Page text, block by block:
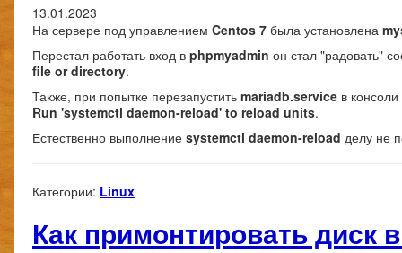
13.01.2023
На сервере под управлением Centos 7 была установлена
Перестал работать вход в phpmyadmin он стал "радовать"
file or directory.
Также, при попытке перезапустить mariadb.service в
Run 'systemctl daemon-reload' to reload units.
Естественно выполнение systemctl daemon-reload делу не
Категории: Linux
Как примонтировать диск